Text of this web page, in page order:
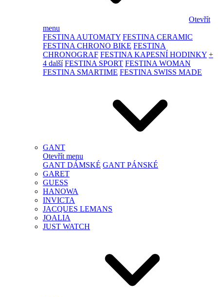
Otevřít
menu
FESTINA AUTOMATY FESTINA CERAMIC
FESTINA CHRONO BIKE FESTINA
CHRONOGRAF FESTINA KAPESNÍ HODINKY +
4 další FESTINA SPORT FESTINA WOMAN
FESTINA SMARTIME FESTINA SWISS MADE
GANT
Otevřít menu
GANT DÁMSKÉ GANT PÁNSKÉ
GARET
GUESS
HANOWA
INVICTA
JACQUES LEMANS
JOALIA
JUST WATCH